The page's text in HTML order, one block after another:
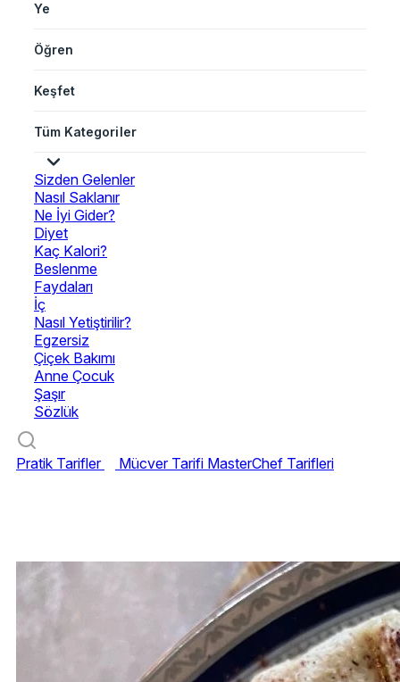
Ye
Öğren
Keşfet
Tüm Kategoriler
Sizden Gelenler
Nasıl Saklanır
Ne İyi Gider?
Diyet
Kaç Kalori?
Beslenme
Faydaları
İç
Nasıl Yetiştirilir?
Egzersiz
Çiçek Bakımı
Anne Çocuk
Şaşır
Sözlük
Pratik Tarifler Mücver Tarifi MasterChef Tarifleri